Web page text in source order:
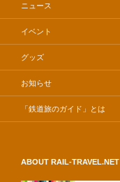
ニュース
イベント
グッズ
お知らせ
「鉄道旅のガイド」とは
ABOUT RAIL-TRAVEL.NET